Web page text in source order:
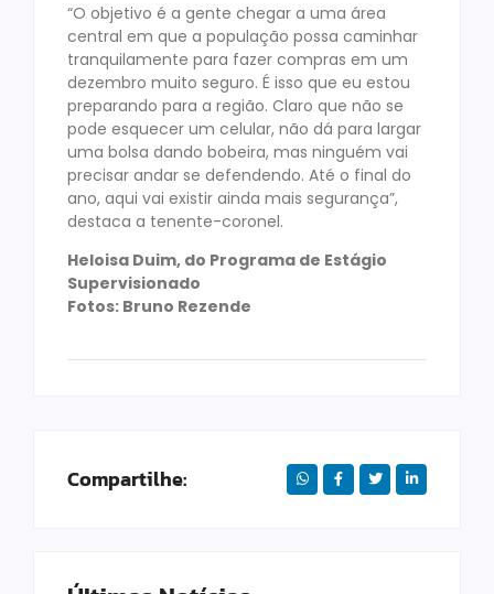
“O objetivo é a gente chegar a uma área
central em que a população possa caminhar
tranquilamente para fazer compras em um
dezembro muito seguro. É isso que eu estou
preparando para a região. Claro que não se
pode esquecer um celular, não dá para largar
uma bolsa dando bobeira, mas ninguém vai
precisar andar se defendendo. Até o final do
ano, aqui vai existir ainda mais segurança”,
destaca a tenente-coronel.
Heloisa Duim, do Programa de Estágio
Supervisionado
Fotos: Bruno Rezende
Compartilhe: